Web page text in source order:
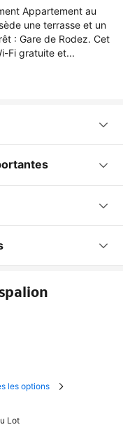
Appartement au
une terrasse et un
: Gare de Rodez. Cet
Fi gratuite et...
les options
Lot